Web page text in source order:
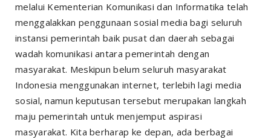
melalui Kementerian Komunikasi dan Informatika telah
menggalakkan penggunaan sosial media bagi seluruh
instansi pemerintah baik pusat dan daerah sebagai
wadah komunikasi antara pemerintah dengan
masyarakat. Meskipun belum seluruh masyarakat
Indonesia menggunakan internet, terlebih lagi media
sosial, namun keputusan tersebut merupakan langkah
maju pemerintah untuk menjemput aspirasi
masyarakat. Kita berharap ke depan, ada berbagai